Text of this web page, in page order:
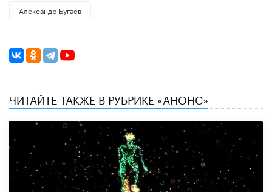
Александр Бугаев
ЧИТАЙТЕ ТАКЖЕ В РУБРИКЕ «АНОНС»